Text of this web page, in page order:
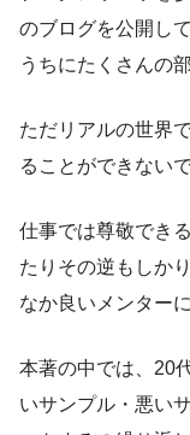
のブログを公開し
うちにたくさんの
ただリアルの世界
ることができない
仕事では尊敬でき
たりその逆もしか
なか良いメンター
本著の中では、20
いサンプル・悪い